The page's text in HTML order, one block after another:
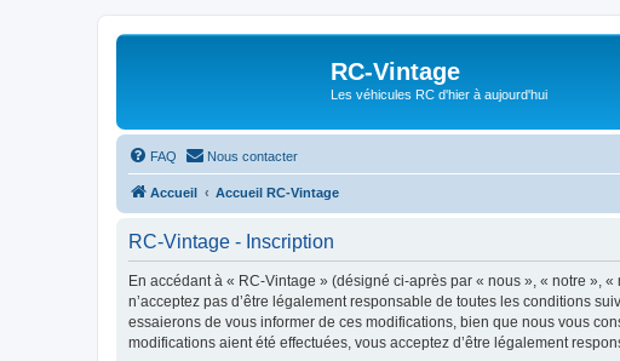
RC-Vintage
Les véhicules RC d'hier à aujourd'hui
FAQ Nous contacter
Accueil Accueil RC-Vintage
RC-Vintage - Inscription
En accédant à « RC-Vintage » (désigné ci-après par « nous », « notre »,
n’acceptez pas d’être légalement responsable de toutes les conditions
essaierons de vous informer de ces modifications, bien que nous vous
modifications aient été effectuées, vous acceptez d’être légalement